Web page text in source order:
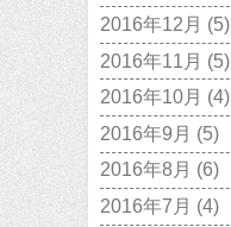
2016年12月 (5)
2016年11月 (5)
2016年10月 (4)
2016年9月 (5)
2016年8月 (6)
2016年7月 (4)